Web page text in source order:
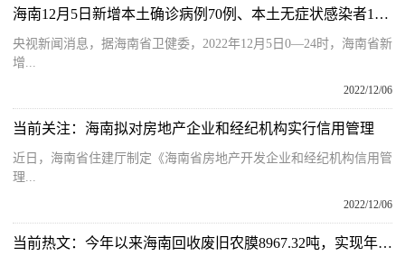
海南12月5日新增本土确诊病例70例、本土无症状感染者144例
央视新闻消息，据海南省卫健委，2022年12月5日0—24时，海南省新
增...
2022/12/06
当前关注：海南拟对房地产企业和经纪机构实行信用管理
近日，海南省住建厅制定《海南省房地产开发企业和经纪机构信用管
理...
2022/12/06
当前热文：今年以来海南回收废旧农膜8967.32吨，实现年度既定目标